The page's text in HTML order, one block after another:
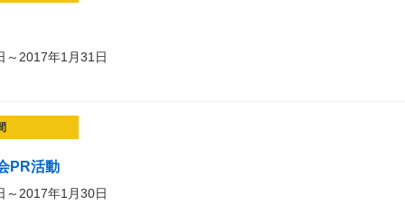
～2017年1月31日
PR活動
～2017年1月30日